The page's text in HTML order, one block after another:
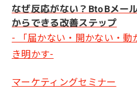
なぜ反応がない？BtoBメー
からできる改善ステップ
- 「届かない・開かない・動
き明かす-
マーケティングセミナー